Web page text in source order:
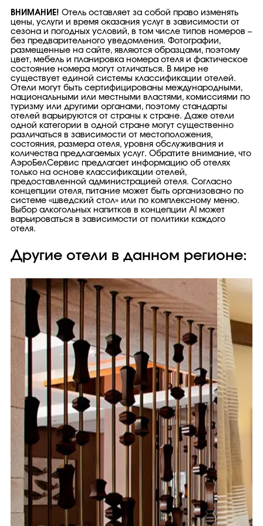
ВНИМАНИЕ! Отель оставляет за собой право изменять
цены, услуги и время оказания услуг в зависимости от
сезона и погодных условий, в том числе типов номеров –
без предварительного уведомления. Фотографии,
размещенные на сайте, являются образцами, поэтому
цвет, мебель и планировка номера отеля и фактическое
состояние номера могут отличаться. В мире не
существует единой системы классификации отелей.
Отели могут быть сертифицированы международными,
национальными или местными властями, комиссиями по
туризму или другими органами, поэтому стандарты
отелей варьируются от страны к стране. Даже отели
одной категории в одной стране могут существенно
различаться в зависимости от местоположения,
состояния, размера отеля, уровня обслуживания и
количества предлагаемых услуг. Обратите внимание, что
АэроБелСервис предлагает информацию об отелях
только на основе классификации отелей,
предоставленной администрацией отеля. Согласно
концепции отеля, питание может быть организовано по
системе «шведский стол» или по комплексному меню.
Выбор алкогольных напитков в концепции AI может
варьироваться в зависимости от политики каждого
отеля.
Другие отели в данном регионе: